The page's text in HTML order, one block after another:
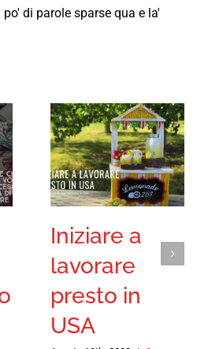
di parole sparse qua e la'
Iniziare a
lavorare
presto in
USA